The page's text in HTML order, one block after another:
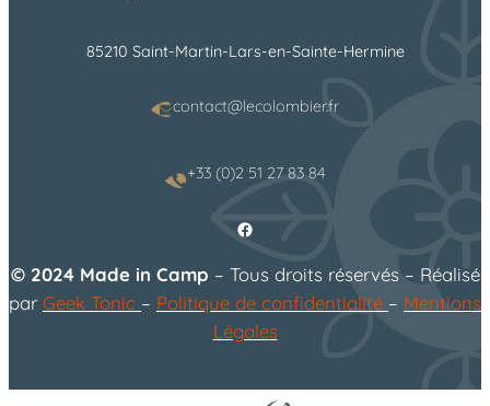
85210 Saint-Martin-Lars-en-Sainte-Hermine
contact@lecolombier.fr
+33 (0)2 51 27 83 84
Facebook
© 2024 Made in Camp – Tous droits réservés – Réalisé
par Geek Tonic – Politique de confidentialité – Mentions
Légales